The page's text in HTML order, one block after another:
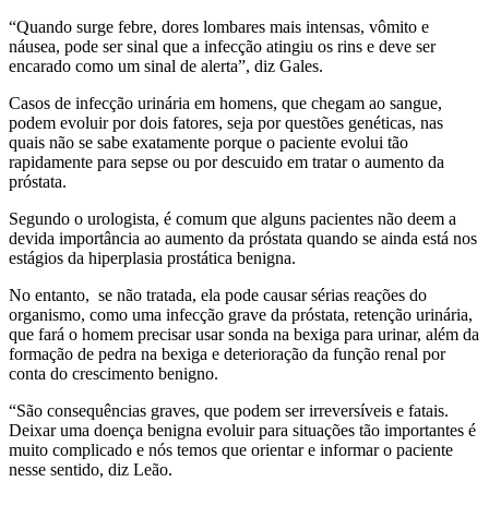
“Quando surge febre, dores lombares mais intensas, vômito e
náusea, pode ser sinal que a infecção atingiu os rins e deve ser
encarado como um sinal de alerta”, diz Gales.
Casos de infecção urinária em homens, que chegam ao sangue,
podem evoluir por dois fatores, seja por questões genéticas, nas
quais não se sabe exatamente porque o paciente evolui tão
rapidamente para sepse ou por descuido em tratar o aumento da
próstata.
Segundo o urologista, é comum que alguns pacientes não deem a
devida importância ao aumento da próstata quando se ainda está nos
estágios da hiperplasia prostática benigna.
No entanto, se não tratada, ela pode causar sérias reações do
organismo, como uma infecção grave da próstata, retenção urinária,
que fará o homem precisar usar sonda na bexiga para urinar, além da
formação de pedra na bexiga e deterioração da função renal por
conta do crescimento benigno.
“São consequências graves, que podem ser irreversíveis e fatais.
Deixar uma doença benigna evoluir para situações tão importantes é
muito complicado e nós temos que orientar e informar o paciente
nesse sentido, diz Leão.